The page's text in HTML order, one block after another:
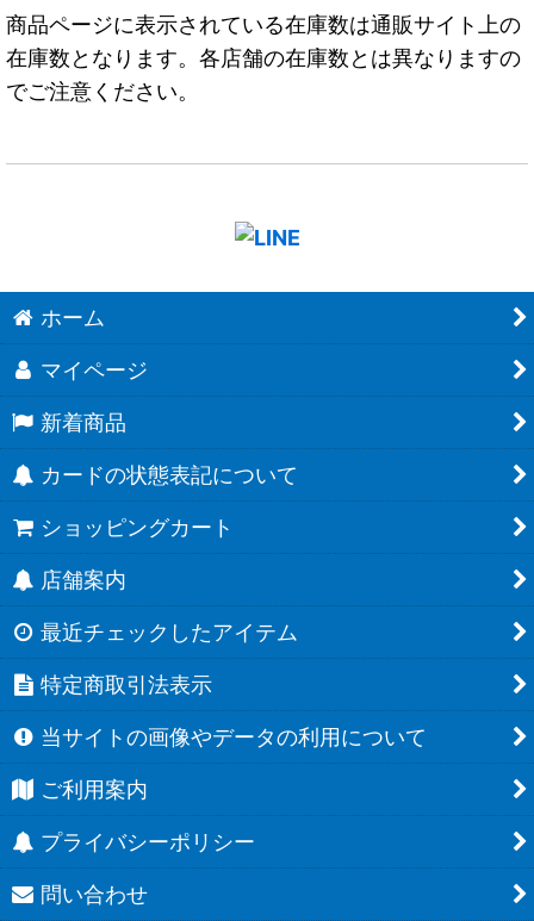
商品ページに表示されている在庫数は通販サイト上の
在庫数となります。各店舗の在庫数とは異なりますの
でご注意ください。
ホーム
マイページ
新着商品
カードの状態表記について
ショッピングカート
店舗案内
最近チェックしたアイテム
特定商取引法表示
当サイトの画像やデータの利用について
ご利用案内
プライバシーポリシー
問い合わせ